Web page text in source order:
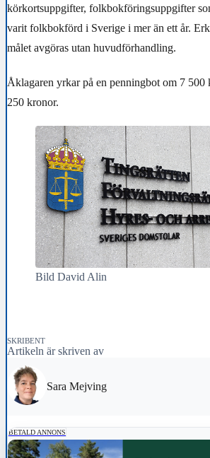
körkortsuppgifter, folkbokföringsuppgifter
varit folkbokförd i Sverige i mer än ett år.
målet avgöras utan huvudförhandling.
Åklagaren yrkar på en penningbot om 7 500
250 kronor.
Bild David Alin
SKRIBENT
Artikeln är skriven av
Sara Mejving
BETALD ANNONS